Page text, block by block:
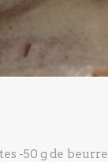
-50 g de beurre